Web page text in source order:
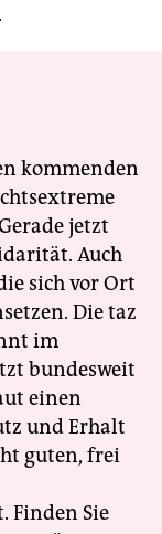
kommenden
jetzt
Auch
sich vor Ort
Die taz
im
bundesweit
einen
und Erhalt
guten, frei
Finden Sie